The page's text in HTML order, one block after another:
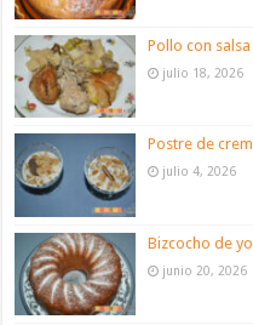
Pollo con
julio 18, 2026
Postre de
julio 4, 2026
Bizcocho de
junio 20, 2026